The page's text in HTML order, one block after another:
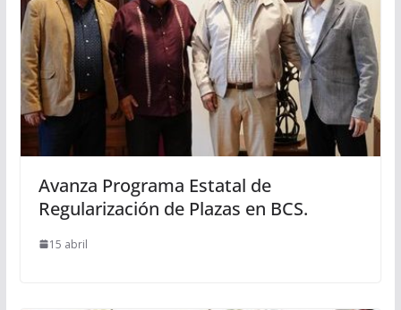
Avanza Programa Estatal de
Regularización de Plazas en BCS.
15 abril